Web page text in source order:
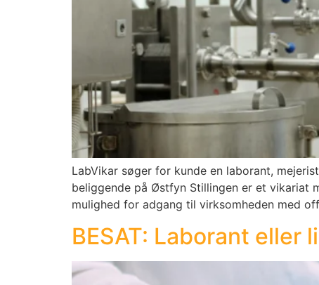
LabVikar søger for kunde en laborant,
beliggende på Østfyn Stillingen er et vikariat
mulighed for adgang til virksomheden med
BESAT: Laborant eller